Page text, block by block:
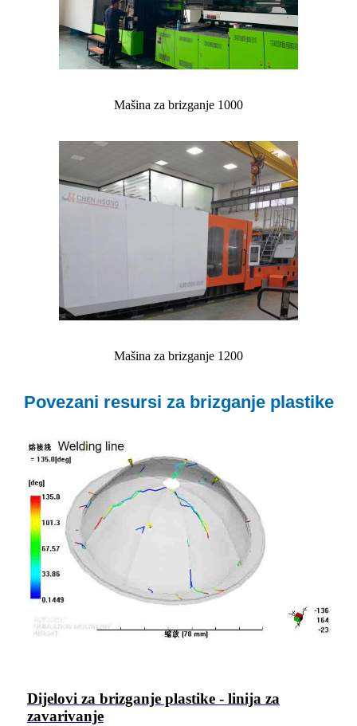
Mašina za brizganje 1000
Mašina za brizganje 1200
Povezani resursi za brizganje plastike
Dijelovi za brizganje plastike - linija za
zavarivanje